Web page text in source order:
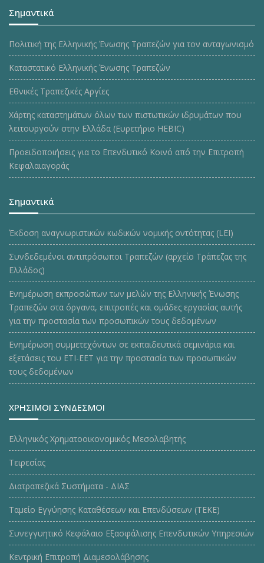
Σημαντικά
Πολιτική της Ελληνικής Ένωσης Τραπεζών για τον ανταγωνισμό
Καταστατικό Ελληνικής Ένωσης Τραπεζών
Εθνικές Τραπεζικές Αργίες
Χάρτης καταστημάτων όλων των πιστωτικών ιδρυμάτων που
λειτουργούν στην Ελλάδα (Ευρετήριο HEBIC)
Προειδοποιήσεις για το Επενδυτικό Κοινό από την Επιτροπή
Κεφαλαιαγοράς
Σημαντικά
Έκδοση αναγνωριστικών κωδικών νομικής οντότητας (LEI)
Συνδεδεμένοι αντιπρόσωποι Τραπεζών (αρχείο Τράπεζας της
Ελλάδος)
Ενημέρωση εκπροσώπων των μελών της Ελληνικής Ένωσης
Τραπεζών στα όργανα, επιτροπές και ομάδες εργασίας αυτής
για την προστασία των προσωπικών τους δεδομένων
Ενημέρωση συμμετεχόντων σε εκπαιδευτικά σεμινάρια και
εξετάσεις του ΕΤΙ-ΕΕΤ για την προστασία των προσωπικών
τους δεδομένων
ΧΡΗΣΙΜΟΙ ΣΥΝΔΕΣΜΟΙ
Ελληνικός Χρηματοοικονομικός Μεσολαβητής
Τειρεσίας
Διατραπεζικά Συστήματα - ΔΙΑΣ
Ταμείο Εγγύησης Καταθέσεων και Επενδύσεων (ΤΕΚE)
Συνεγγυητικό Κεφάλαιο Εξασφάλισης Επενδυτικών Υπηρεσιών
Κεντρική Επιτροπή Διαμεσολάβησης